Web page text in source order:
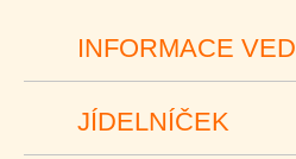
INFORMACE
JÍDELNÍČEK